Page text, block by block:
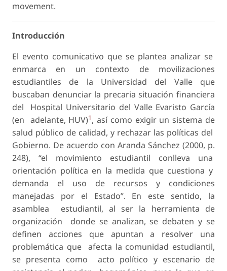
movement.
Introducción
El evento comunicativo que se plantea analizar se
enmarca en un contexto de movilizaciones
estudiantiles de la Universidad del Valle que
buscaban denunciar la precaria situación financiera
del Hospital Universitario del Valle Evaristo García
(en adelante, HUV)1, así como exigir un sistema de
salud público de calidad, y rechazar las políticas del
Gobierno. De acuerdo con Aranda Sánchez (2000, p.
248), “el movimiento estudiantil conlleva una
orientación política en la medida que cuestiona y
demanda el uso de recursos y condiciones
manejadas por el Estado”. En este sentido, la
asamblea estudiantil, al ser la herramienta de
organización donde se analizan, se debaten y se
definen acciones que apuntan a resolver una
problemática que afecta la comunidad estudiantil,
se presenta como acto político y escenario de